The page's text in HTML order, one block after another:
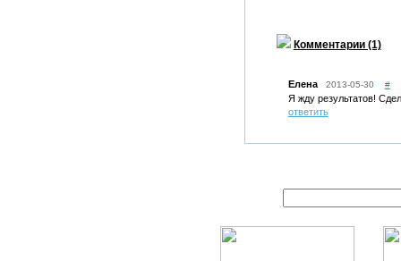
Комментарии (1)
Елена 2013-05-30 #
Я жду результатов!
ответить